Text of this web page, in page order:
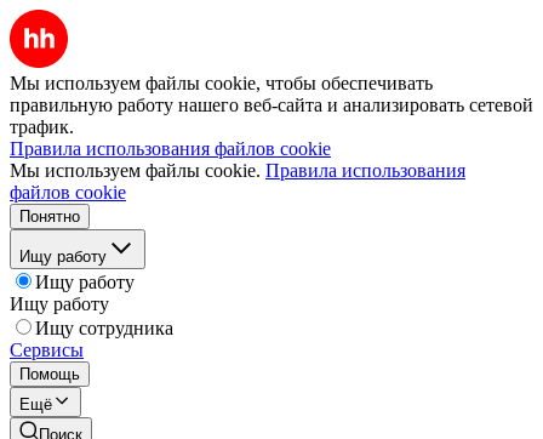
Мы используем файлы cookie, чтобы обеспечивать
правильную работу нашего веб-сайта и анализировать сетевой
трафик.
Правила использования файлов cookie
Мы используем файлы cookie. Правила использования
файлов cookie
Понятно
Ищу работу
Ищу работу
Ищу работу
Ищу сотрудника
Сервисы
Помощь
Ещё
Поиск